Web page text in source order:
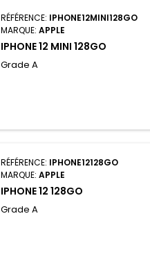
RÉFÉRENCE: IPHONE12MINI128GO
MARQUE:APPLE
IPHONE 12 MINI 128GO
Grade A
RÉFÉRENCE: IPHONE12128GO
MARQUE:APPLE
IPHONE 12 128GO
Grade A